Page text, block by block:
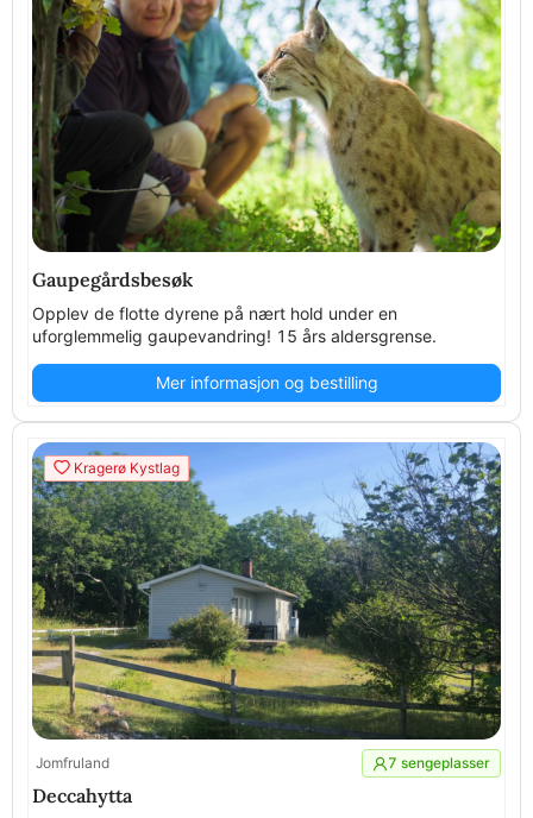
Gaupegårdsbesøk
Opplev de flotte dyrene på nært hold under en
uforglemmelig gaupevandring! 15 års aldersgrense.
Mer informasjon og bestilling
Kragerø Kystlag
Jomfruland 7 sengeplasser
Deccahytta